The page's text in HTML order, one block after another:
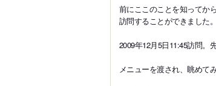
前にここのことを知ってか
訪問することができました。
2009年12月5日11:45訪問。
メニューを渡され、眺めて